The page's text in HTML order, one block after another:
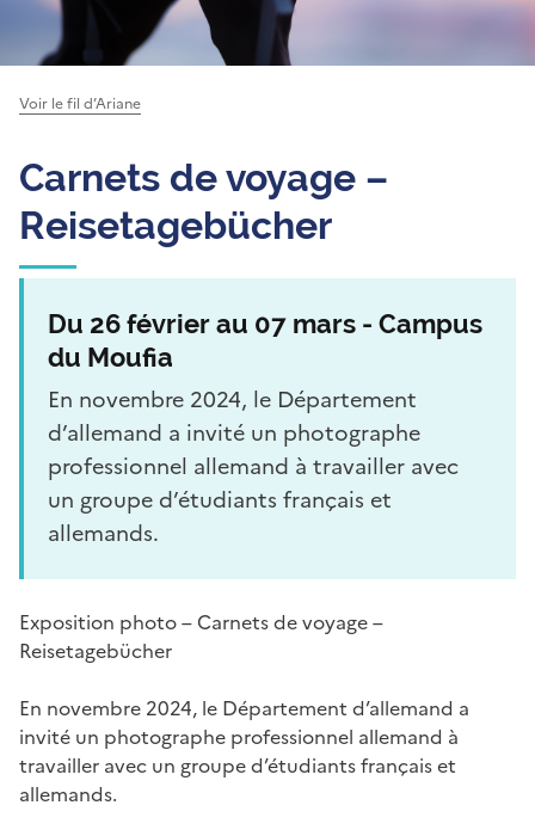
Voir le fil d’Ariane
Carnets de voyage –
Reisetagebücher
Du 26 février au 07 mars - Campus
du Moufia
En novembre 2024, le Département
d’allemand a invité un photographe
professionnel allemand à travailler avec
un groupe d’étudiants français et
allemands.
Exposition photo – Carnets de voyage –
Reisetagebücher
En novembre 2024, le Département d’allemand a
invité un photographe professionnel allemand à
travailler avec un groupe d’étudiants français et
allemands.